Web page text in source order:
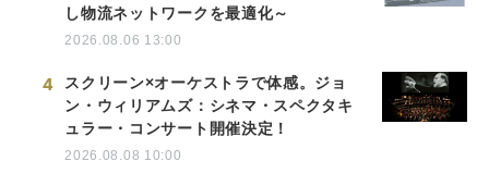
し物流ネットワークを最適化～
2026.08.06 13:00
4
スクリーン×オーケストラで体感。ジョ
ン・ウィリアムズ：シネマ・スペクタキ
ュラー・コンサート開催決定！
2026.08.08 10:00